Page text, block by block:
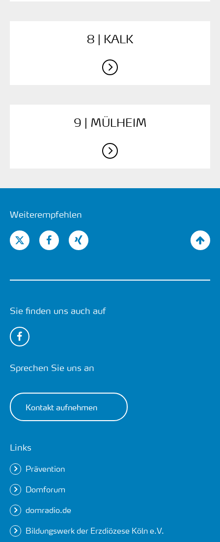
8 | KALK
9 | MÜLHEIM
Weiterempfehlen
Sie finden uns auch auf
Sprechen Sie uns an
Kontakt aufnehmen
Links
Prävention
Domforum
domradio.de
Bildungswerk der Erzdiözese Köln e.V.